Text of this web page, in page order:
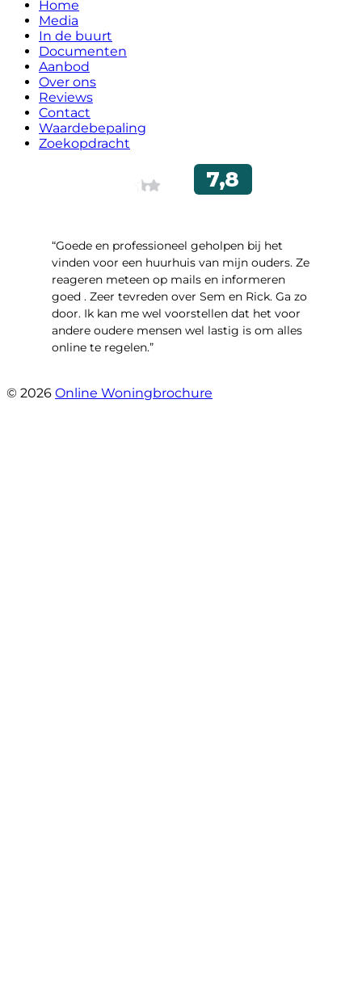
Home
Media
In de buurt
Documenten
Aanbod
Over ons
Reviews
Contact
Waardebepaling
Zoekopdracht
“Goede en professioneel geholpen bij het
vinden voor een huurhuis van mijn ouders. Ze
reageren meteen op mails en informeren
goed . Zeer tevreden over Sem en Rick. Ga zo
door. Ik kan me wel voorstellen dat het voor
andere oudere mensen wel lastig is om alles
online te regelen.”
© 2026 Online Woningbrochure